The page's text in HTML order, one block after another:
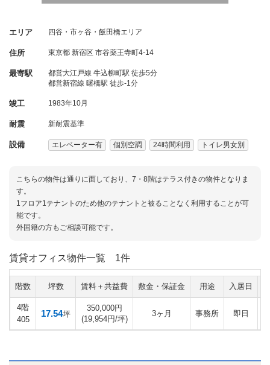
エリア 四谷・市ヶ谷・飯田橋エリア
住所 東京都 新宿区 市谷薬王寺町4-14
最寄駅
都営大江戸線 牛込柳町駅 徒歩5分
都営新宿線 曙橋駅 徒歩-1分
竣工 1983年10月
耐震 新耐震基準
設備 エレベーター有 個別空調 24時間利用 トイレ男女別
こちらの物件は通りに面しており、7・8階はテラス付きの物件となりま
す。
1フロア1テナントのため他のテナントと被ることなく利用することが可
能です。
外国籍の方もご相談可能です。
賃貸オフィス物件一覧 1件
階数 坪数 賃料＋共益費 敷金・保証金 用途 入居日
4階
405
17.54坪
350,000円
(19,954円/坪)
3ヶ月 事務所 即日